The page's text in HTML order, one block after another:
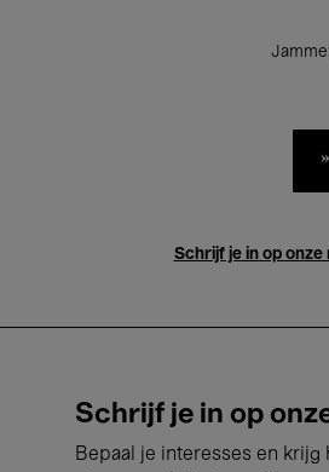
Schrijf je in op onze
Schrijf je in op
Bepaal je interesses en krijg